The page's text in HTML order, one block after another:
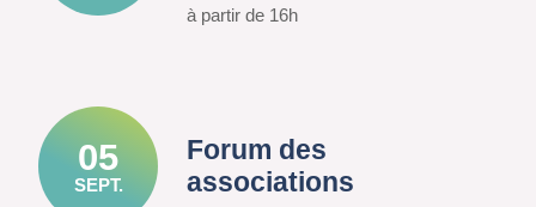
à partir de 16h
05
SEPT.
Forum des
associations